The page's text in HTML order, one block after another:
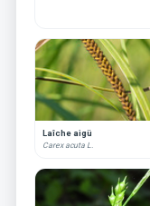
Laîche aigü
Carex acuta L.